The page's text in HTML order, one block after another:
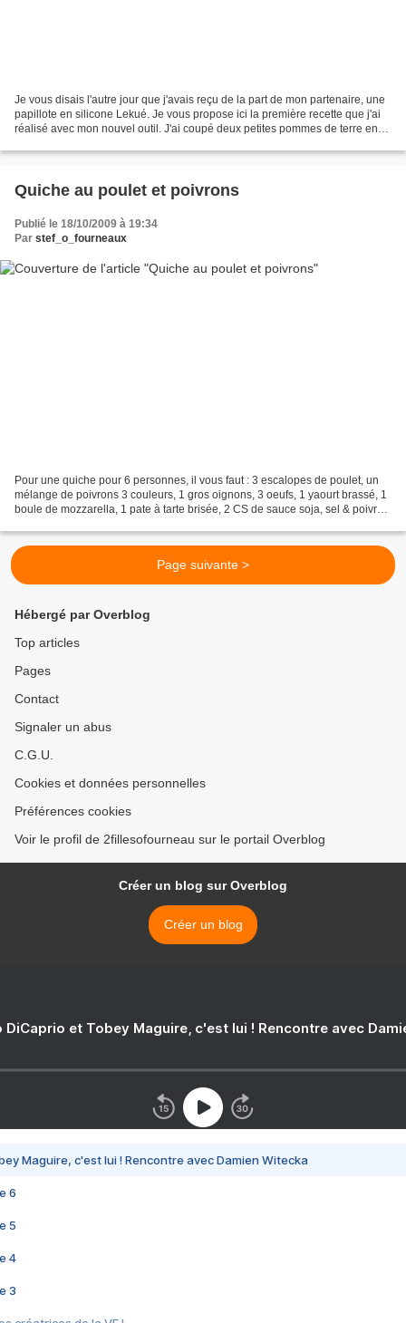
Je vous disais l'autre jour que j'avais reçu de la part de mon partenaire, une
papillote en silicone Lekué. Je vous propose ici la première recette que j'ai
réalisé avec mon nouvel outil. J'ai coupé deux petites pommes de terre en
Quiche au poulet et poivrons
Publié le 18/10/2009 à 19:34
Par stef_o_fourneaux
Pour une quiche pour 6 personnes, il vous faut : 3 escalopes de poulet, un
mélange de poivrons 3 couleurs, 1 gros oignons, 3 oeufs, 1 yaourt brassé, 1
boule de mozzarella, 1 pate à tarte brisée, 2 CS de sauce soja, sel & poivre,
Page suivante >
Hébergé par Overblog
Top articles
Pages
Contact
Signaler un abus
C.G.U.
Cookies et données personnelles
Préférences cookies
Voir le profil de 2fillesofourneau sur le portail Overblog
Créer un blog sur Overblog
Créer un blog
DiCaprio et Tobey Maguire, c'est lui ! Rencontre avec
Maguire, c'est lui ! Rencontre avec Damien Witecka
6
5
4
3